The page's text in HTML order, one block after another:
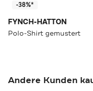
-38%*
FYNCH-HATTON
Polo-Shirt gemustert
Andere Kunden